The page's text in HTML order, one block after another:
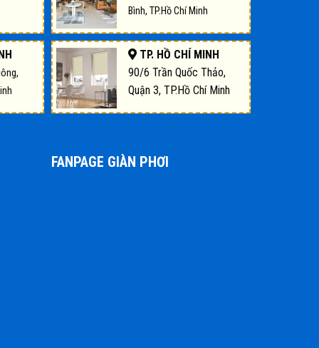
Bình, TP.Hồ Chí Minh
TP. HỒ CHÍ MINH
90/6 Trần Quốc Thảo,
Quận 3, TP.Hồ Chí Minh
FANPAGE GIÀN PHƠI